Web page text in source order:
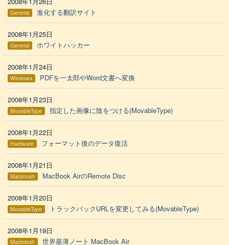
General 進化する翻訳サイト
2008年1月25日
General ホワイトハッカー
2008年1月24日
Windows PDFを一太郎やWord文書へ変換
2008年1月23日
MovableType 指定した画像に陰をつける(MovableType)
2008年1月22日
Hardware フォーマット後のデータ復活
2008年1月21日
Macintosh MacBook AirのRemote Disc
2008年1月20日
MovableType トラックバックURLを変更してみる(MovableType)
2008年1月19日
Macintosh 世界最薄ノート MacBook Air